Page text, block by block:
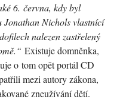
6. června, kdy byl
Jonathan Nichols vlastnící
nalezen zastřelený
Existuje domněnka,
o tom opět portál CD
mezi autory zákona,
zneužívání dětí.